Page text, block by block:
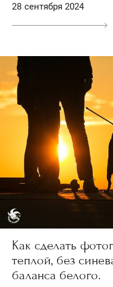
28 сентября 2024
Как сделать
теплой, без
баланса белого.